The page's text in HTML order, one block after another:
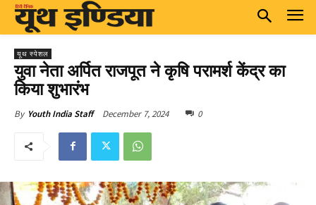
यूथ स्पेशल
युवा नेता अर्पित राजपूत ने कृषि परामर्श केंद्र का
किया शुभारंभ
By Youth India Staff December 7, 2024 0